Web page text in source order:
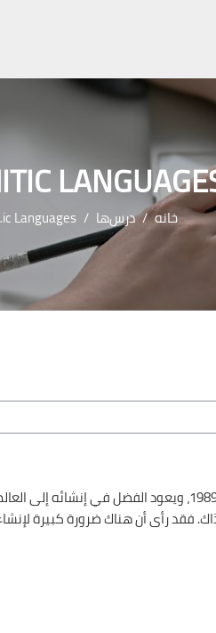
خانه درس‌ها Semitic Languages
إنشاء برنامج اللغات السامية عام 1989،
فقد رأى أن هناك ضرورة كبيرة